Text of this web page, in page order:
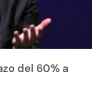
del 60% a